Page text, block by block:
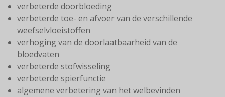
verbeterde doorbloeding
verbeterde toe- en afvoer van de verschillende
weefselvloeistoffen
verhoging van de doorlaatbaarheid van de
bloedvaten
verbeterde stofwisseling
verbeterde spierfunctie
algemene verbetering van het welbevinden